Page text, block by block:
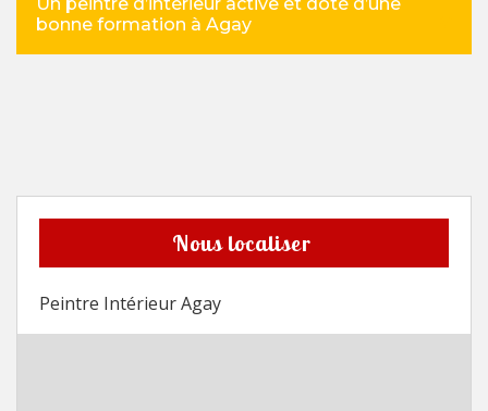
bonne formation à Agay
Nous localiser
Peintre Intérieur Agay